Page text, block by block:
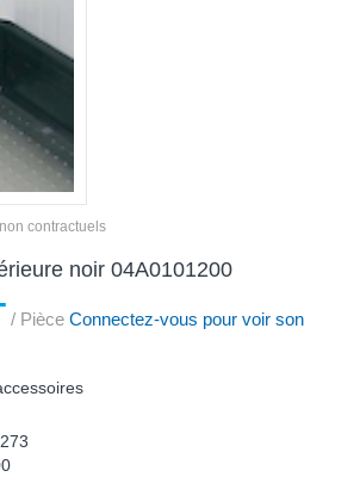
contractuels
noir 04A0101200
/ Pièce Connectez-vous pour voir son